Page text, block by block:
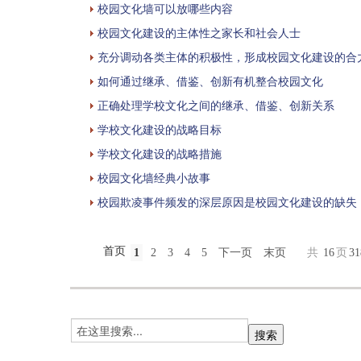
校园文化墙可以放哪些内容
校园文化建设的主体性之家长和社会人士
充分调动各类主体的积极性，形成校园文化建设的合
如何通过继承、借鉴、创新有机整合校园文化
正确处理学校文化之间的继承、借鉴、创新关系
学校文化建设的战略目标
学校文化建设的战略措施
校园文化墙经典小故事
校园欺凌事件频发的深层原因是校园文化建设的缺失
首页 1 2 3 4 5 下一页 末页 共 16页